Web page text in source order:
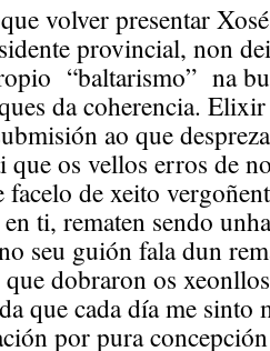
volver presentar
provincial, non
“baltarismo” na
da coherencia.
ao que
que os vellos erros de
de xeito
ti, rematen sendo
seu guión fala dun
dobraron os
que cada día me sinto
por pura